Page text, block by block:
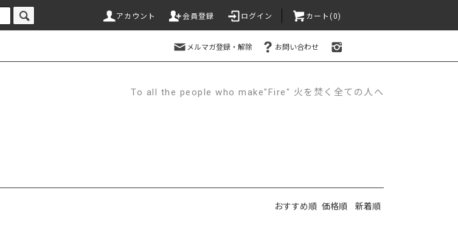
アカウント 会員登録 ログイン カート(0)
メルマガ登録・解除 お問い合わせ
To all the people who make"Fire" 火を焚く全ての人へ
おすすめ順 価格順 新着順